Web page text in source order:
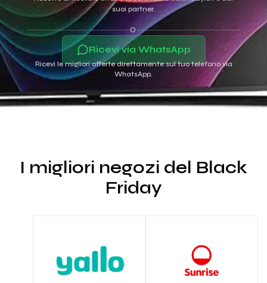
suoi partner.
O
Ricevi via WhatsApp
Ricevi le migliori offerte direttamente sul tuo telefono via
WhatsApp.
I migliori negozi del Black
Friday